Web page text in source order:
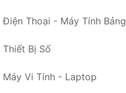
Điện Thoại - Máy Tính Bảng
Thiết Bị Số
Máy Vi Tính - Laptop